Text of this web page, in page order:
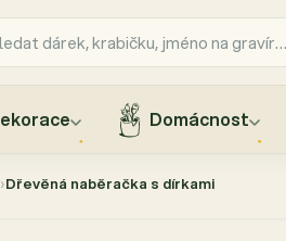
Domácnost
›Dřevěná naběračka s dírkami